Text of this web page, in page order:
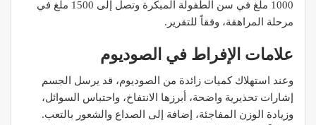
1000 ملغ في سن الطفولة المبكرة وتصل إلى 1500 ملغ في
مرحلة المراهقة، وفقاً للتقرير.
علامات الإفراط في الصوديوم
وعند استهلاك كميات زائدة من الصوديوم، قد يرسل الجسم
إشارات تحذيرية واضحة، أبرزها الانتفاخ، واحتباس السوائل،
وزيادة الوزن المفاجئة، إضافة إلى الصداع والشعور بالتعب.